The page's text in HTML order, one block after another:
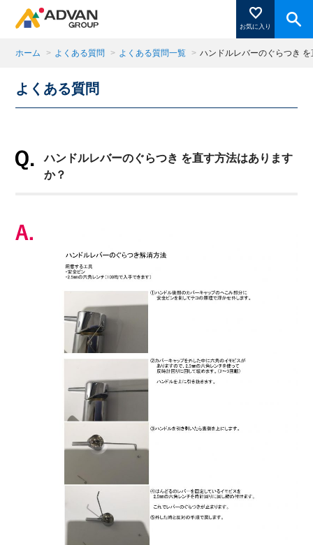
お気に入り
商品ページにある「お気に入り登録」を押すと登録した
商品がここに表示されます。
ホーム > よくある質問 > よくある質問一覧 > ハンドルレバーのぐらつき
よくある質問
ハンドルレバーのぐらつき を直す方法はあります
か？